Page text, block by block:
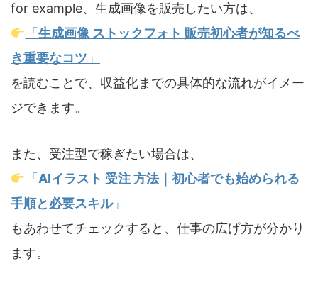
for example、生成画像を販売したい方は、
「 生成画像 ストックフォト 販売初心者が知るべ
き重要なコツ 」
を読むことで、収益化までの具体的な流れがイメー
ジできます。
また、受注型で稼ぎたい場合は、
「 AIイラスト 受注 方法｜初心者でも始められる
手順と必要スキル」
もあわせてチェックすると、仕事の広げ方が分かり
ます。